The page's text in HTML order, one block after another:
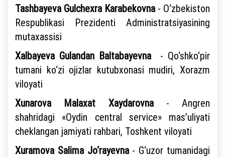
Tashbayeva Gulchexra Karabekovna- O‘zbekiston
Respublikasi Prezidenti Administratsiyasining
mutaxassisi
Xalbayeva Gulandan Baltabayevna- Qo‘shko‘pir
tumani ko‘zi ojizlar kutubxonasi mudiri, Xorazm
viloyati
Xunarova Malaxat Xaydarovna- Angren
shahridagi «Oydin central service» mas’uliyati
cheklangan jamiyati rahbari, Toshkent viloyati
Xuramova Salima Jo‘rayevna- G‘uzor tumanidagi